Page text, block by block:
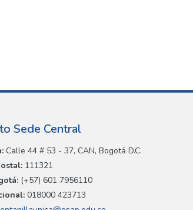
Sede Central
Calle 44 # 53 - 37, CAN, Bogotá D.C.
111321
(+57) 601 7956110
018000 423713